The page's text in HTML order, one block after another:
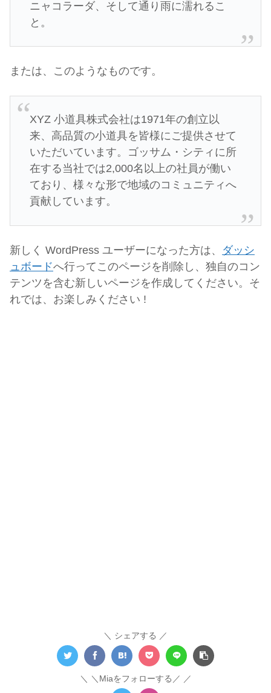
ニャコラーダ、そして通り雨に濡れるこ
と。
または、このようなものです。
XYZ 小道具株式会社は1971年の創立以
来、高品質の小道具を皆様にご提供させて
いただいています。ゴッサム・シティに所
在する当社では2,000名以上の社員が働い
ており、様々な形で地域のコミュニティへ
貢献しています。
新しく WordPress ユーザーになった方は、 ダッシ
ュボードへ行ってこのページを削除し、独自のコン
テンツを含む新しいページを作成してください。そ
れでは、お楽しみください !
シェアする
＼Miaをフォローする／